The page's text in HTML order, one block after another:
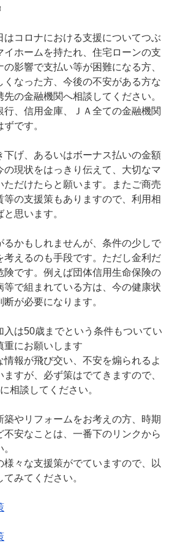
はコロナにおける支援についてつぶ
イホームを持たれ、住宅ローンの支
影響で支払い等が困難になる方、
くなった方、今後の不安がある方な
の金融機関へ相談してください。
行、信用金庫、ＪＡ全ての金融機関
です。
下げ、あるいはボーナス払いの金額
の現状をはっきり伝えて、大切なマ
ただけたらと願います。またご商売
等の支援策もありますので、利用相
思います。
るかもしれませんが、条件の少しで
考えるのも手段です。ただし金利だ
険です。例えば団体信用生命保険の
等で組まれている方は、今の健康状
が必要になります。
入は50歳までという条件もついてい
重にお願いします
報が飛び交い、不安を煽られるよ
すが、必ず策はでてきますので、
相談してください。
築やリフォームをお考えの方、時期
不安なことは、一番下のリンクから
様々な支援策がでていますので、以
みてください。